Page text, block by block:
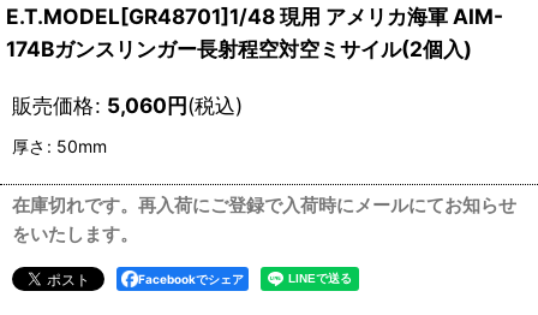
E.T.MODEL[GR48701]1/48 現用 アメリカ海軍 AIM-
174Bガンスリンガー長射程空対空ミサイル(2個入)
販売価格: 5,060円(税込)
厚さ : 50mm
在庫切れです。再入荷にご登録で入荷時にメールにてお知らせ
をいたします。
Facebookでシェア